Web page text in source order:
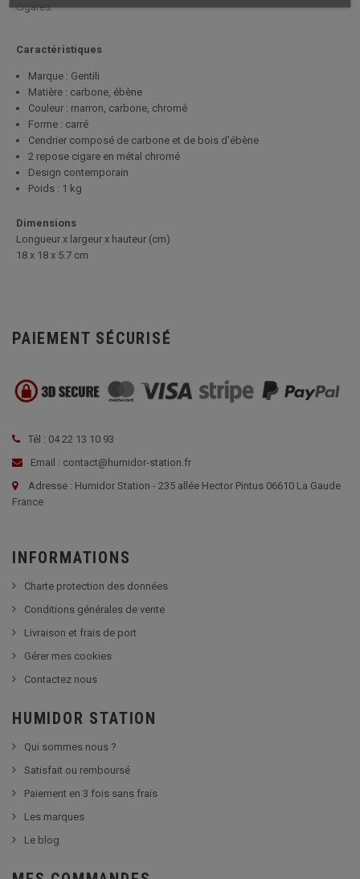
cigares.
Caractéristiques
Marque : Gentili
Matière : carbone, ébène
Couleur : marron, carbone, chromé
Forme : carré
Cendrier composé de carbone et de bois d'ébène
2 repose cigare en métal chromé
Design contemporain
Poids : 1 kg
Dimensions
Longueur x largeur x hauteur (cm)
18 x 18 x 5.7 cm
PAIEMENT SÉCURISÉ
Tél : 04 22 13 10 93
Email : contact@humidor-station.fr
Adresse : Humidor Station - 235 allée Hector Pintus 06610 La Gaude
France
INFORMATIONS
Charte protection des données
Conditions générales de vente
Livraison et frais de port
Gérer mes cookies
Contactez nous
HUMIDOR STATION
Qui sommes nous ?
Satisfait ou remboursé
Paiement en 3 fois sans frais
Les marques
Le blog